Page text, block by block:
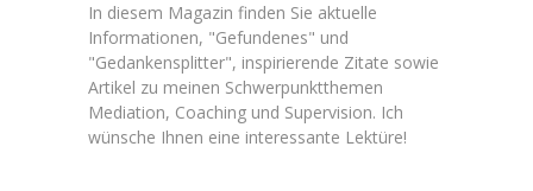
In diesem Magazin finden Sie aktuelle
Informationen, "Gefundenes" und
"Gedankensplitter", inspirierende Zitate sowie
Artikel zu meinen Schwerpunktthemen
Mediation, Coaching und Supervision. Ich
wünsche Ihnen eine interessante Lektüre!